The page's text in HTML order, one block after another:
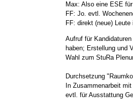
Max: Also eine ESE
FF: Jo. evtl.
FF: direkt (neue)
Aufruf für
haben; Erstellung und
Wahl zum StuRa
Durchsetzung
In Zusammenarbeit
evtl. für Ausstattung